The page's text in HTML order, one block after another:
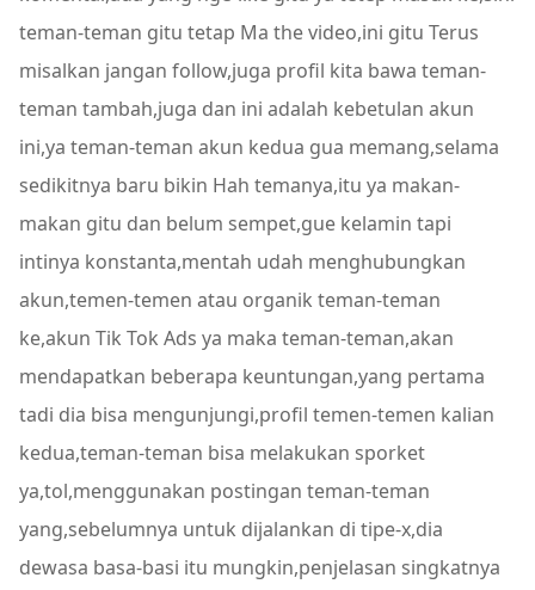
teman-teman gitu tetap Ma the video,ini gitu Terus
misalkan jangan follow,juga profil kita bawa teman-
teman tambah,juga dan ini adalah kebetulan akun
ini,ya teman-teman akun kedua gua memang,selama
sedikitnya baru bikin Hah temanya,itu ya makan-
makan gitu dan belum sempet,gue kelamin tapi
intinya konstanta,mentah udah menghubungkan
akun,temen-temen atau organik teman-teman
ke,akun Tik Tok Ads ya maka teman-teman,akan
mendapatkan beberapa keuntungan,yang pertama
tadi dia bisa mengunjungi,profil temen-temen kalian
kedua,teman-teman bisa melakukan sporket
ya,tol,menggunakan postingan teman-teman
yang,sebelumnya untuk dijalankan di tipe-x,dia
dewasa basa-basi itu mungkin,penjelasan singkatnya